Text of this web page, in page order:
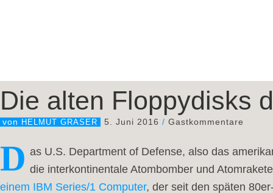
Die alten Floppydisks
von HELMUT GRASER 5. Juni 2016 / Gastkommentare
D as U.S. Department of Defense, also das
die interkontinentale Atombomber und
einem IBM Series/1 Computer, der seit den späten